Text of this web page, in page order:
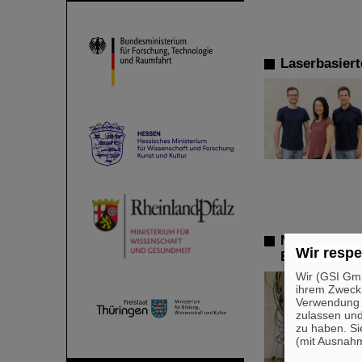
Neue Wege
BARB zu
Wir
Wir (GSI
ihrem
zulassen
zu haben.
(mit